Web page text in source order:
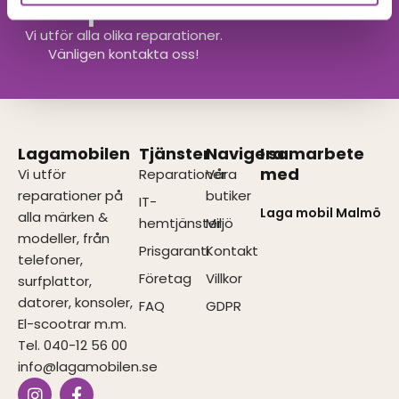
din produkt?
Vi utför alla olika reparationer.
Vänligen kontakta oss!
Lagamobilen
Vi utför
reparationer på
alla märken &
modeller, från
telefoner,
surfplattor,
datorer, konsoler,
El-scootrar m.m.
Tel. 040-12 56 00
info@lagamobilen.se
I F
Tjänster
Reparationer
IT-
hemtjänster
Prisgaranti
Företag
FAQ
Navigera
Våra
butiker
Miljö
Kontakt
Villkor
GDPR
I samarbete
med
Laga mobil Malmö